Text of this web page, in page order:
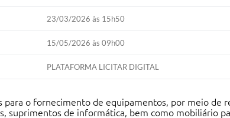
23/03/2026 às 15h50
15/05/2026 às 09h00
PLATAFORMA LICITAR DIGITAL
para o fornecimento de equipamentos, por meio
suprimentos de informática, bem como mobiliário